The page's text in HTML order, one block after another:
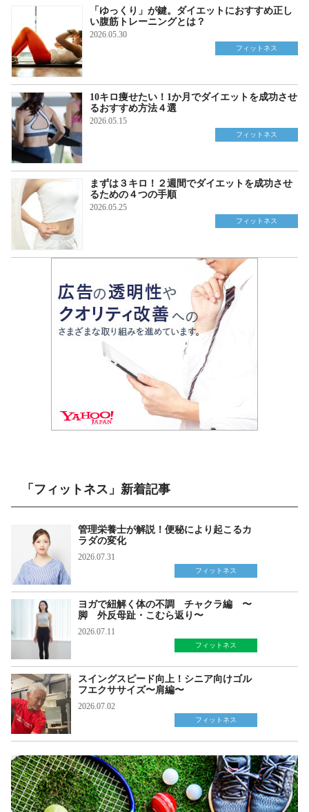
「ゆっくり」が鍵。ダイエットにおすすめ正し
い腹筋トレーニングとは？
2026.05.30
フィットネス
10キロ痩せたい！1か月でダイエットを成功させ
るおすすめ方法４選
2026.05.15
フィットネス
まずは３キロ！２週間でダイエットを成功させ
るための４つの手順
2026.05.25
フィットネス
「フィットネス」新着記事
管理栄養士が解説！便秘により起こるカ
ラダの変化
2026.07.31
フィットネス
ヨガで紐解く体の不調 チャクラ編 〜
脚 外反母趾・こむら返り〜
2026.07.11
フィットネス
スイングスピード向上！シニア向けゴル
フエクササイズ〜肩編〜
2026.07.02
フィットネス